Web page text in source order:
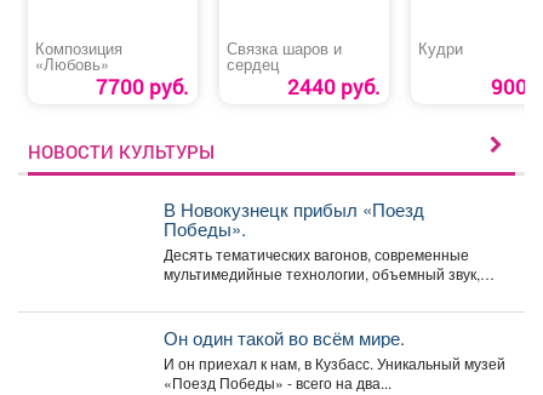
Композиция
«Любовь»
7700 руб.
Связка шаров и
сердец
2440 руб.
Кудри
900
НОВОСТИ КУЛЬТУРЫ
В Новокузнецк прибыл «Поезд
Победы».
Десять тематических вагонов, современные
мультимедийные технологии, объемный звук,
атмосферу Великой...
Он один такой во всём мире.
И он приехал к нам, в Кузбасс. Уникальный музей
«Поезд Победы» - всего на два...